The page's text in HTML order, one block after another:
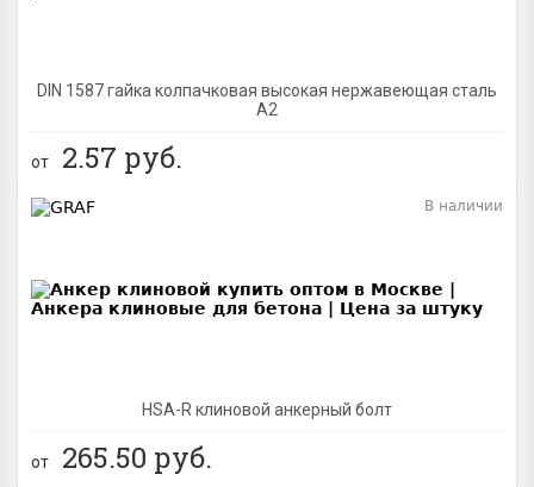
DIN 1587 гайка колпачковая высокая нержавеющая сталь
А2
от 2.57 руб.
HSA-R клиновой анкерный болт
В наличии
от 265.50 руб.